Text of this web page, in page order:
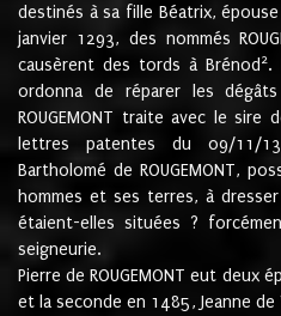
destinés à sa fille Béatrix,
janvier 1293, des nommés
causèrent des tords à Brénod 2.
ordonna de réparer les
ROUGEMONT traite avec le sire
lettres patentes du 09/11/
Bartholomé de ROUGEMONT,
hommes et ses terres, à
étaient-elles situées ?
seigneurie.
Pierre de ROUGEMONT eut deux
et la seconde en 1485, Jeanne de